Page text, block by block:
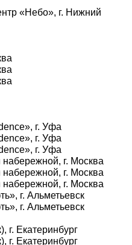
«Небо», г. Нижний
г. Уфа
г. Уфа
г. Уфа
г. Москва
г. Москва
г. Москва
г. Альметьевск
г. Альметьевск
г. Екатеринбург
г. Екатеринбург